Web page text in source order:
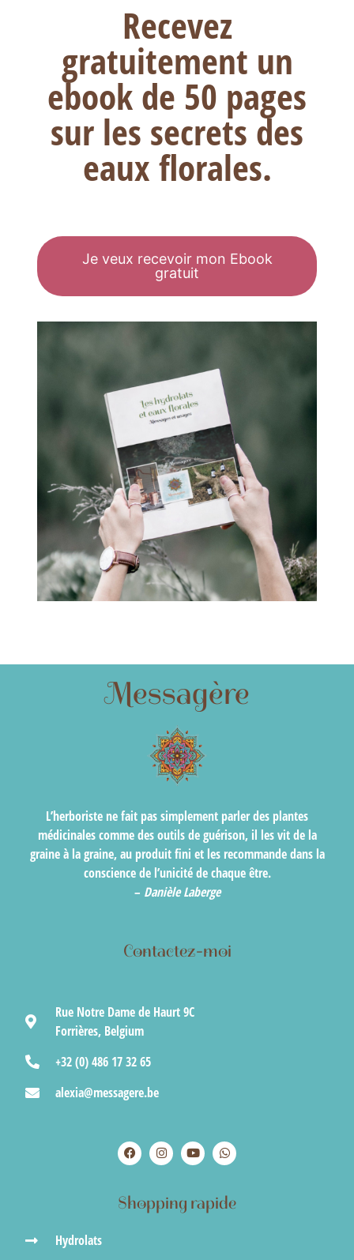
Recevez
gratuitement un
ebook de 50 pages
sur les secrets des
eaux florales.
Je veux recevoir mon Ebook
gratuit
Messagère
L’herboriste ne fait pas simplement parler des plantes
médicinales comme des outils de guérison, il les vit de la
graine à la graine, au produit fini et les recommande dans la
conscience de l’unicité de chaque être.
– Danièle Laberge
Contactez-moi
Rue Notre Dame de Haurt 9C
Forrières, Belgium
+32 (0) 486 17 32 65
alexia@messagere.be
Shopping rapide
Hydrolats